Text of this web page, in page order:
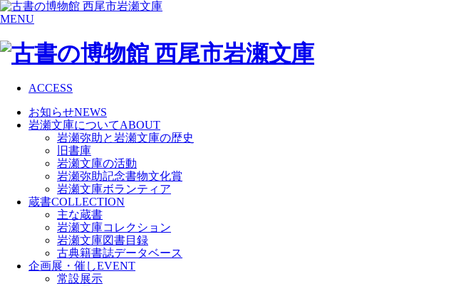
MENU
ACCESS
お知らせNEWS
岩瀬文庫についてABOUT
岩瀬弥助と岩瀬文庫の歴史
旧書庫
岩瀬文庫の活動
岩瀬弥助記念書物文化賞
岩瀬文庫ボランティア
蔵書COLLECTION
主な蔵書
岩瀬文庫コレクション
岩瀬文庫図書目録
古典籍書誌データベース
企画展・催しEVENT
常設展示